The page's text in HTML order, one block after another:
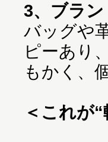
3、ブラ
バッグや
ピーあり
もかく、
＜これが